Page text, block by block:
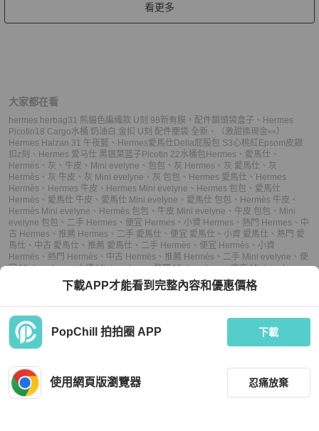
看更多
大家都在看
hermes herbag31 熊貓色編織款 U刻 98新有膜，配件鎖頭袋盒子 、 Hermes
Picotin18 Cargo水桶 奶油白 金扣 U刻 配件塵袋 全新 、
（激甜換現金🍬）
Hermes Halzan 31 午夜藍 、 Hermes愛馬仕Della屁股包 S3心桃紅Epsom皮銀
扣z刻 、 Hermes 爱马仕 黑银菜篮子Picotin 22水桶包 Hermes 、 愛馬仕 、
Hermès 、 灰 、 牛皮 、 Mini evelyne 、 包包 、 灰 Hermes 、 灰 愛馬仕 、 灰
Hermès 、 灰 牛皮 、 灰 Mini evelyne 、 灰 包包 、 Hermes 愛馬仕 、 Hermes
Hermès 、 Hermes 牛皮 、 Hermes Mini evelyne 、 Hermes 包包 、 愛馬仕
Hermès 、 愛馬仕 牛皮 、 愛馬仕 Mini evelyne 、 愛馬仕 包包 、 Hermès 牛皮 、
Hermès Mini evelyne 、 Hermès 包包 、 牛皮 Mini evelyne 、 牛皮 包包 、 Mini
evelyne 包包 、 二手 Hermes 、 便宜 Hermes 、 小資 Hermes 、 熱門 Hermes 、 中
古 Hermes 、 推薦 Hermes 、 二手 愛馬仕 、 便宜 愛馬仕 、 小資 愛馬仕 、 熱門 愛
馬仕 、 中古 愛馬仕 、 推薦 愛馬仕 、 二手 Hermès 、 便宜 Hermès 、 小資
Hermès 、 熱門 Hermès 、 中古 Hermès 、 推薦 Hermès 、 二手 Mini evelyne 、 便
宜 Mini evelyne、小資 Mini evelyne、熱門 Mini evelyne、中古 Mini evelyne、
推薦 Mini evelyne、 二手 包包 、便宜 包包、小資 包包 、熱門 包包
下載APP才能看到完整內容和優惠價格
PopChill 拍拍圈 APP 下載
使用網頁版瀏覽器 忍痛放棄